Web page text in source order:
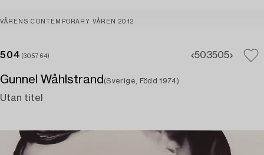
VÅRENS CONTEMPORARY VÅREN 2012
504 (305764) 503505
Gunnel Wåhlstrand (Sverige, Född 1974)
Utan titel